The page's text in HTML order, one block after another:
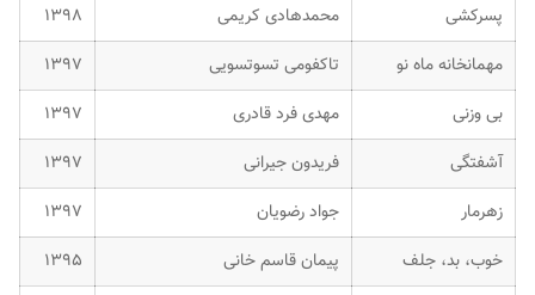
پسرکشی
محمدهادی کریمی
۱۳۹۸
مهمانخانه ماه نو
تاکفومی تسوتسویی
۱۳۹۷
بی وزنی
مهدی فرد قادری
۱۳۹۷
آشفتگی
فریدون جیرانی
۱۳۹۷
زهرمار
جواد رضویان
۱۳۹۷
خوب، بد، جلف
پیمان قاسم خانی
۱۳۹۵